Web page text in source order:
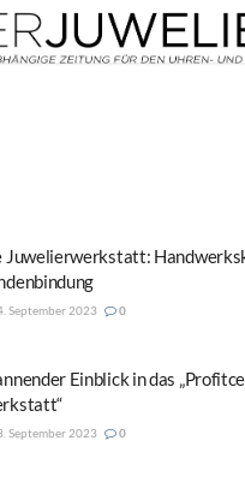
Juwelierwerkstatt:
September 2023 0
Einblick in das
September 2023 0